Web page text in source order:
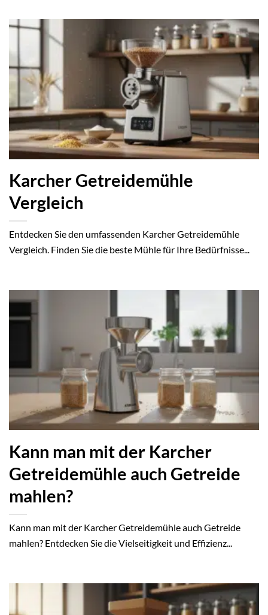
Karcher Getreidemühle
Vergleich
Entdecken Sie den umfassenden Karcher Getreidemühle
Vergleich. Finden Sie die beste Mühle für Ihre Bedürfnisse...
Kann man mit der Karcher
Getreidemühle auch Getreide
mahlen?
Kann man mit der Karcher Getreidemühle auch Getreide
mahlen? Entdecken Sie die Vielseitigkeit und Effizienz...